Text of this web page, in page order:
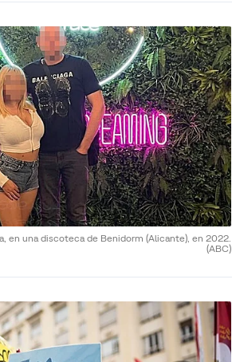
en una discoteca de Benidorm (Alicante), en 2022.
(ABC)